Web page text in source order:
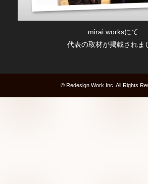
mirai worksにて
代表の取材が掲載されま
© Redesign Work Inc. All Rights